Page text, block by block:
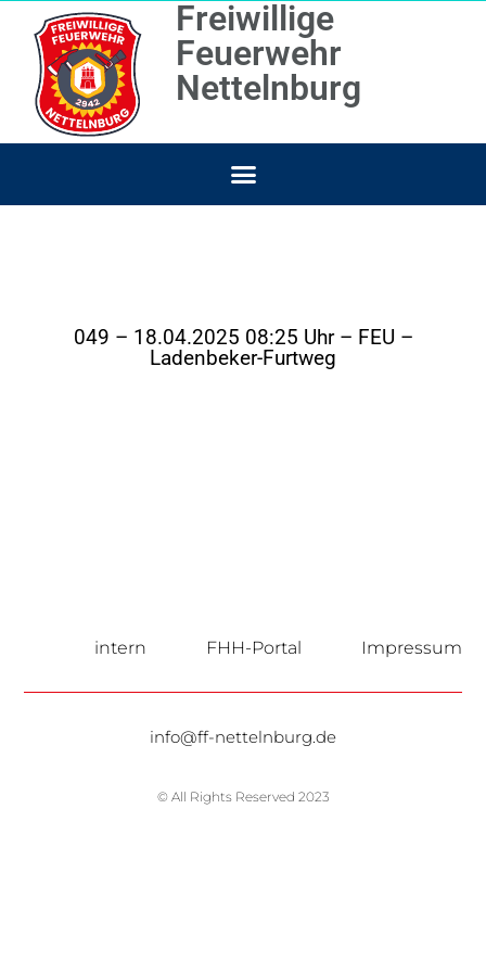
Freiwillige
Feuerwehr
Nettelnburg
049 – 18.04.2025 08:25 Uhr – FEU –
Ladenbeker-Furtweg
intern FHH-Portal Impressum
info@ff-nettelnburg.de
© All Rights Reserved 2023